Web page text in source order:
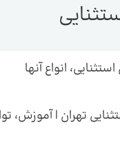
انواع آنها
تهران | آموزش،